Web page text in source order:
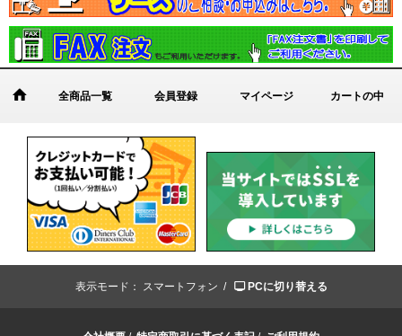
全商品一覧 会員登録 マイページ カートの中
表示モード： スマートフォン / PCに切り替える